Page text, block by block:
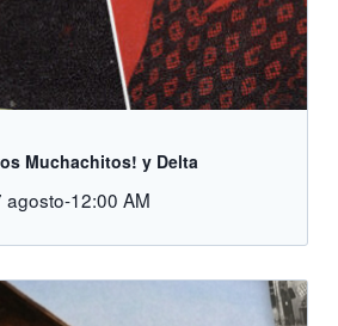
Muchachitos! y Delta
agosto-12:00 AM